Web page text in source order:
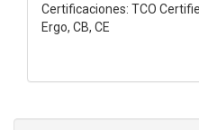
Certificaciones: TCO
Ergo, CB, CE